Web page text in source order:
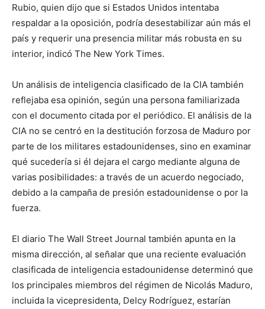
Rubio, quien dijo que si Estados Unidos intentaba
respaldar a la oposición, podría desestabilizar aún más el
país y requerir una presencia militar más robusta en su
interior, indicó The New York Times.
Un análisis de inteligencia clasificado de la CIA también
reflejaba esa opinión, según una persona familiarizada
con el documento citada por el periódico. El análisis de la
CIA no se centró en la destitución forzosa de Maduro por
parte de los militares estadounidenses, sino en examinar
qué sucedería si él dejara el cargo mediante alguna de
varias posibilidades: a través de un acuerdo negociado,
debido a la campaña de presión estadounidense o por la
fuerza.
El diario The Wall Street Journal también apunta en la
misma dirección, al señalar que una reciente evaluación
clasificada de inteligencia estadounidense determinó que
los principales miembros del régimen de Nicolás Maduro,
incluida la vicepresidenta, Delcy Rodríguez, estarían